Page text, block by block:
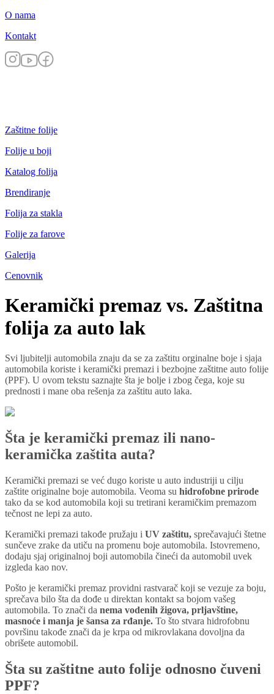
O nama
Kontakt
Zaštitne folije
Folije u boji
Katalog folija
Brendiranje
Folija za stakla
Folije za farove
Galerija
Cenovnik
Keramički premaz vs. Zaštitna
folija za auto lak
Svi ljubitelji automobila znaju da se za zaštitu orginalne boje i sjaja
automobila koriste i keramički premazi i bezbojne zaštitne auto folije
(PPF). U ovom tekstu saznajte šta je bolje i zbog čega, koje su
prednosti i mane oba rešenja za zaštitu auto laka.
Šta je keramički premaz ili nano-
keramička zaštita auta?
Keramički premazi se već dugo koriste u auto industriji u cilju
zaštite originalne boje automobila. Veoma su hidrofobne prirode
tako da se kod automobila koji su tretirani keramičkim premazom
tečnost ne lepi za auto.
Keramički premazi takođe pružaju i UV zaštitu, sprečavajući štetne
sunčeve zrake da utiču na promenu boje automobila. Istovremeno,
dodaju sjaj originalnoj boji automobila čineći da automobil uvek
izgleda kao nov.
Pošto je keramički premaz providni rastvarač koji se vezuje za boju,
sprečava bilo šta da dođe u direktan kontakt sa bojom vašeg
automobila. To znači da nema vodenih žigova, prljavštine,
masnoće i manja je šansa za rđanje. To što stvara hidrofobnu
površinu takođe znači da je krpa od mikrovlakana dovoljna da
obrišete automobil.
Šta su zaštitne auto folije odnosno čuveni
PPF?